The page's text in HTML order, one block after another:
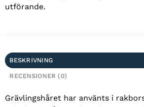
utförande.
BESKRIVNING
RECENSIONER (0)
Grävlingshåret har använts i